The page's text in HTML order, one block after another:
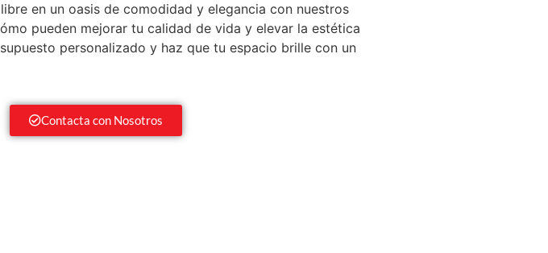
en un oasis de comodidad y elegancia con nuestros
pueden mejorar tu calidad de vida y elevar la estética
personalizado y haz que tu espacio brille con un
Contacta con Nosotros